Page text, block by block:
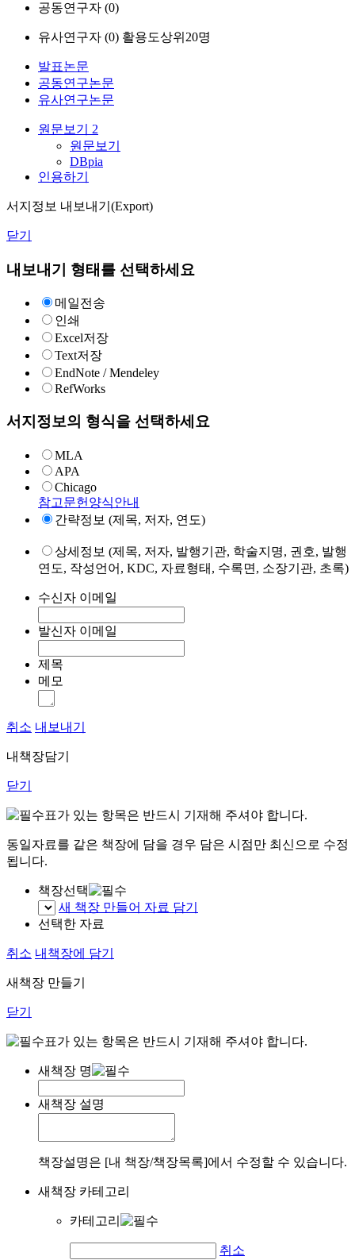
공동연구자 (0)
유사연구자 (0) 활용도상위20명
발표논문
공동연구논문
유사연구논문
원문보기 2
원문보기
DBpia
인용하기
서지정보 내보내기(Export)
닫기
내보내기 형태를 선택하세요
메일전송
인쇄
Excel저장
Text저장
EndNote / Mendeley
RefWorks
서지정보의 형식을 선택하세요
MLA
APA
Chicago
참고문헌양식안내
간략정보 (제목, 저자, 연도)
상세정보 (제목, 저자, 발행기관, 학술지명, 권호, 발행
연도, 작성언어, KDC, 자료형태, 수록면, 소장기관, 초록)
수신자 이메일
발신자 이메일
제목
메모
취소 내보내기
내책장담기
닫기
표가 있는 항목은 반드시 기재해 주셔야 합니다.
동일자료를 같은 책장에 담을 경우 담은 시점만 최신으로 수정
됩니다.
책장선택
새 책장 만들어 자료 담기
선택한 자료
취소 내책장에 담기
새책장 만들기
닫기
표가 있는 항목은 반드시 기재해 주셔야 합니다.
새책장 명
새책장 설명
책장설명은 [내 책장/책장목록]에서 수정할 수 있습니다.
새책장 카테고리
카테고리
취소